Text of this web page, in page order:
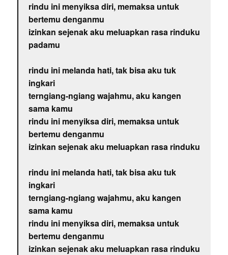
rindu ini menyiksa diri, memaksa untuk
bertemu denganmu
izinkan sejenak aku meluapkan rasa rinduku
padamu
rindu ini melanda hati, tak bisa aku tuk
ingkari
terngiang-ngiang wajahmu, aku kangen
sama kamu
rindu ini menyiksa diri, memaksa untuk
bertemu denganmu
izinkan sejenak aku meluapkan rasa rinduku
rindu ini melanda hati, tak bisa aku tuk
ingkari
terngiang-ngiang wajahmu, aku kangen
sama kamu
rindu ini menyiksa diri, memaksa untuk
bertemu denganmu
izinkan sejenak aku meluapkan rasa rinduku